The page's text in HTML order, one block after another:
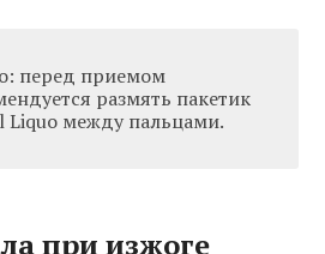
перед приемом
размять пакетик
Liquo между пальцами.
при изжоге